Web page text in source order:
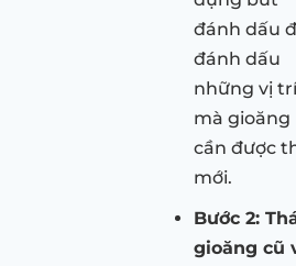
đánh dấu
đánh dấu
những vị trí
mà gioăng
cần được
mới.
Bước 2:
gioăng cũ